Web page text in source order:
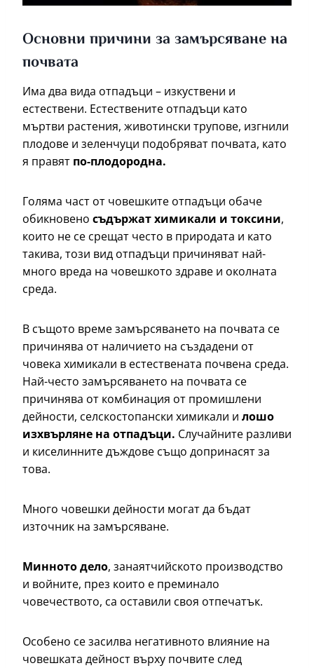
Основни причини за замърсяване на
почвата
Има два вида отпадъци – изкуствени и
естествени. Естествените отпадъци като
мъртви растения, животински трупове, изгнили
плодове и зеленчуци подобряват почвата, като
я правят по-плодородна.
Голяма част от човешките отпадъци обаче
обикновено съдържат химикали и токсини,
които не се срещат често в природата и като
такива, този вид отпадъци причиняват най-
много вреда на човешкото здраве и околната
среда.
В същото време замърсяването на почвата се
причинява от наличието на създадени от
човека химикали в естествената почвена среда.
Най-често замърсяването на почвата се
причинява от комбинация от промишлени
дейности, селскостопански химикали и лошо
изхвърляне на отпадъци. Случайните разливи
и киселинните дъждове също допринасят за
това.
Много човешки дейности могат да бъдат
източник на замърсяване.
Минното дело, занаятчийското производство
и войните, през които е преминало
човечеството, са оставили своя отпечатък.
Особено се засилва негативното влияние на
човешката дейност върху почвите след